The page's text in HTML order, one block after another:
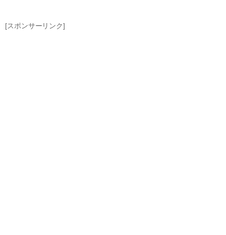
[スポンサーリンク]